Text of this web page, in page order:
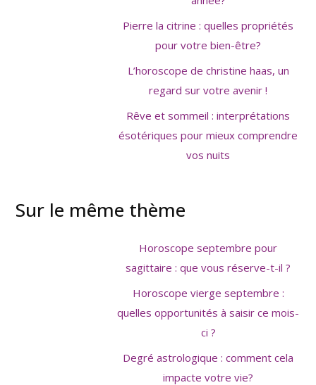
Pierre la citrine : quelles propriétés
pour votre bien-être?
L’horoscope de christine haas, un
regard sur votre avenir !
Rêve et sommeil : interprétations
ésotériques pour mieux comprendre
vos nuits
Sur le même thème
Horoscope septembre pour
sagittaire : que vous réserve-t-il ?
Horoscope vierge septembre :
quelles opportunités à saisir ce mois-
ci ?
Degré astrologique : comment cela
impacte votre vie?